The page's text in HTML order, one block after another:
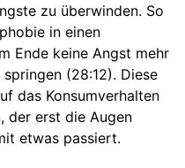
zu überwinden. So
in einen
Ende keine Angst mehr
(28:12). Diese
das Konsumverhalten
der erst die Augen
etwas passiert.